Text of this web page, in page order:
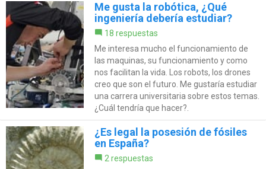
Me gusta la robótica, ¿Qué
ingeniería debería estudiar?
18 respuestas
Me interesa mucho el funcionamiento de
las maquinas, su funcionamiento y como
nos facilitan la vida. Los robots, los drones
creo que son el futuro. Me gustaría estudiar
una carrera universitaria sobre estos temas.
¿Cuál tendría que hacer?.
¿Es legal la posesión de fósiles
en España?
2 respuestas